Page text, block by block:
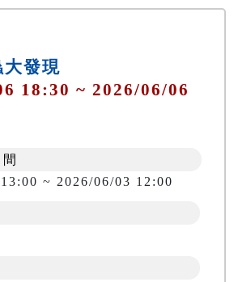
發現
18:30 ~ 2026/06/06
~ 2026/06/03 12:00